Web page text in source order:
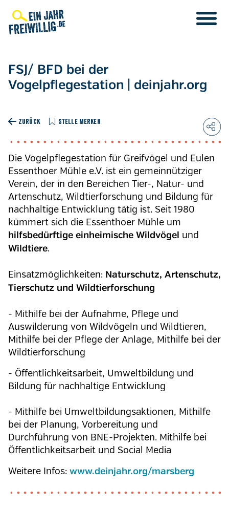
zum
Inhalt
FSJ/ BFD bei der
Vogelpflegestation | deinjahr.org
ZURÜCK STELLE MERKEN
Die Vogelpflegestation für Greifvögel und Eulen
Essenthoer Mühle e.V. ist ein gemeinnütziger
Verein, der in den Bereichen Tier-, Natur- und
Artenschutz, Wildtierforschung und Bildung für
nachhaltige Entwicklung tätig ist. Seit 1980
kümmert sich die Essenthoer Mühle um
hilfsbedürftige einheimische Wildvögel und
Wildtiere.
Einsatzmöglichkeiten: Naturschutz, Artenschutz,
Tierschutz und Wildtierforschung
- Mithilfe bei der Aufnahme, Pflege und
Auswilderung von Wildvögeln und Wildtieren,
Mithilfe bei der Pflege der Anlage, Mithilfe bei der
Wildtierforschung
- Öffentlichkeitsarbeit, Umweltbildung und
Bildung für nachhaltige Entwicklung
- Mithilfe bei Umweltbildungsaktionen, Mithilfe
bei der Planung, Vorbereitung und
Durchführung von BNE-Projekten. Mithilfe bei
Öffentlichkeitsarbeit und Social Media
Weitere Infos: www.deinjahr.org/marsberg